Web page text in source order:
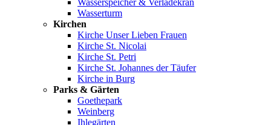
Wasserspeicher & Verladekran
Wasserturm
Kirchen
Kirche Unser Lieben Frauen
Kirche St. Nicolai
Kirche St. Petri
Kirche St. Johannes der Täufer
Kirche in Burg
Parks & Gärten
Goethepark
Weinberg
Ihlegärten